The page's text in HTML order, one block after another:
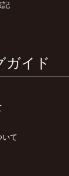
記
ガイド
いて